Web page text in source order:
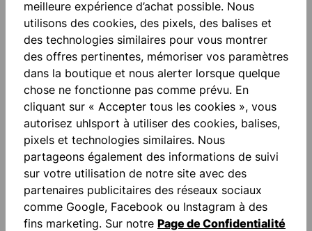
ESSENTIAL MODERN
SWEATPANTS
40,00 €*
EQUIPE 29 1/4 ZIP TOP
40,00 €*
NOUVEAU NOUVEAU
meilleure expérience d’achat possible. Nous
utilisons des cookies, des pixels, des balises et
des technologies similaires pour vous montrer
des offres pertinentes, mémoriser vos paramètres
dans la boutique et nous alerter lorsque quelque
chose ne fonctionne pas comme prévu. En
cliquant sur « Accepter tous les cookies », vous
autorisez uhlsport à utiliser des cookies, balises,
pixels et technologies similaires. Nous
partageons également des informations de suivi
sur votre utilisation de notre site avec des
partenaires publicitaires des réseaux sociaux
comme Google, Facebook ou Instagram à des
fins marketing. Sur notre Page de Confidentialité